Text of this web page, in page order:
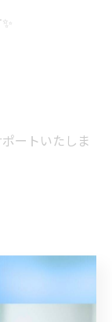
ートいたしま